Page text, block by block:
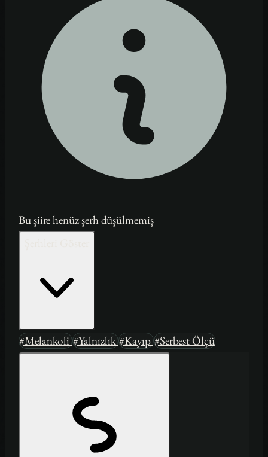
Bu şiire henüz şerh düşülmemiş
#Melankoli#Yalnızlık#Kayıp#Serbest Ölçü